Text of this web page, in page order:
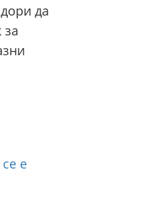
да
за
е